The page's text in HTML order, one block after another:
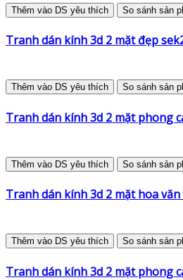
Thêm vào DS yêu thích So sánh sản
Tranh dán kính 3d 2 mặt đẹp
Thêm vào DS yêu thích So sánh sản
Tranh dán kính 3d 2 mặt phong
Thêm vào DS yêu thích So sánh sản
Tranh dán kính 3d 2 mặt hoa
Thêm vào DS yêu thích So sánh sản
Tranh dán kính 3d 2 mặt phong